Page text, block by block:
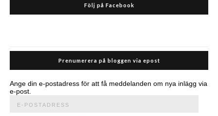
Följ på Facebook
Prenumerera på bloggen via epost
Ange din e-postadress för att få meddelanden om nya inlägg via
e-post.
postadress